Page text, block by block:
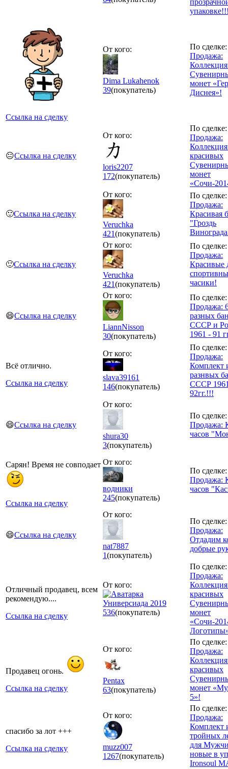
Ссылка на сделку
От кого:
Dima Lukahenok
39(покупатель)
По сделке:
Продажа:
монет
Диснея»!
😐Ссылка на сделку
От кого:
loris2207
172(покупатель)
По сделке:
Продажа:
красивых
монет
«Сочи-
🙂Ссылка на сделку
От кого:
Veruchka
421(покупатель)
По сделке:
Продажа:
Красивая
"Гроздь
🙂Ссылка на сделку
От кого:
Veruchka
421(покупатель)
По сделке:
Продажа:
Красивые
часики!
😄Ссылка на сделку
От кого:
LiannNisson
30(покупатель)
По сделке:
Продажа:
разных
СССР и
1961 - 91
Всё отлично.
Ссылка на сделку
От кого:
slava39161
146(покупатель)
По сделке:
Продажа:
Комплект
разнвых
СССР
92гг.!!!
😄Ссылка на сделку
От кого:
shura30
3(покупатель)
По сделке:
Продажа:
часов
Сарян! Время не совподает
Ссылка на сделку
От кого:
водники
245(покупатель)
По сделке:
Продажа:
часов
😄Ссылка на сделку
От кого:
nat7887
1(покупатель)
По сделке:
Продажа:
Отдадим
добрые
Отличный продавец, всем
рекомендую....
Ссылка на сделку
От кого:
Универсиада 2019
536(покупатель)
По сделке:
Продажа:
красивых
монет
«Сочи-
Продавец огонь.
Ссылка на сделку
От кого:
Pentax
63(покупатель)
По сделке:
Продажа:
красивых
монет
5»!
спасибо за лот +++
Ссылка на сделку
От кого:
muzz007
1267(покупатель)
По сделке:
Продажа:
Комплект
тройных
для
новые в
Ironsoul